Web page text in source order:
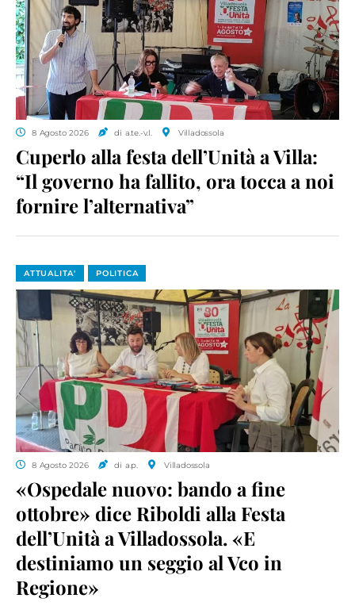
8 Agosto 2026 di a.te.-v.l. Villadossola
Cuperlo alla festa dell’Unità a Villa:
“Il governo ha fallito, ora tocca a noi
fornire l’alternativa”
ATTUALITA' POLITICA
8 Agosto 2026 di a.p. Villadossola
«Ospedale nuovo: bando a fine
ottobre» dice Riboldi alla Festa
dell’Unità a Villadossola. «E
destiniamo un seggio al Vco in
Regione»